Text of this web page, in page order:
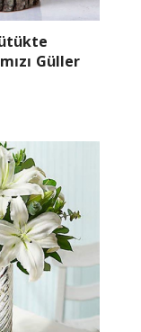
Güller